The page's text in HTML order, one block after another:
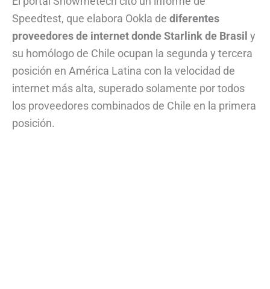
Speedtest, que elabora Ookla de diferentes
proveedores de internet donde Starlink de Brasil y
su homólogo de Chile ocupan la segunda y tercera
posición en América Latina con la velocidad de
internet más alta, superado solamente por todos
los proveedores combinados de Chile en la primera
posición.